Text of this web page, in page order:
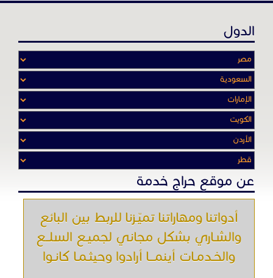
عن موقع حراج خدمة
أدواتنا ومهاراتنا تميّـزنا للربط بين البائع
والشـاري بشكل مجاني لجميـع السلــع
والخـدمـات أينمـــا أرادوا وحيثـمـا كانـوا
تصفح في الموقع
الرئيسية
شروط الاستخدام
اتصل بنا